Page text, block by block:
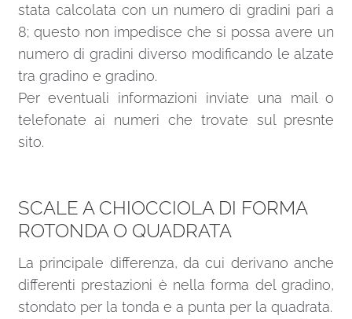
stata calcolata con un numero di gradini pari a
8; questo non impedisce che si possa avere un
numero di gradini diverso modificando le alzate
tra gradino e gradino.
Per eventuali informazioni inviate una mail o
telefonate ai numeri che trovate sul presnte
sito.
SCALE A CHIOCCIOLA DI FORMA
ROTONDA O QUADRATA
La principale differenza, da cui derivano anche
differenti prestazioni è nella forma del gradino,
stondato per la tonda e a punta per la quadrata.